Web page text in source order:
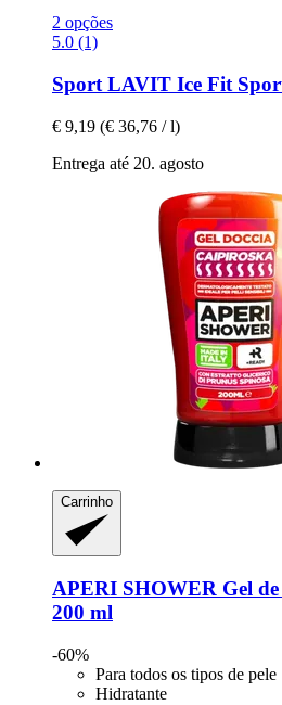
2 opções
5.0 (1)
Sport LAVIT Ice Fit
€ 9,19 (€ 36,76 / l)
Entrega até 20. agosto
Carrinho
APERI SHOWER Gel
200 ml
-60%
Para todos os tipos de pele
Hidratante